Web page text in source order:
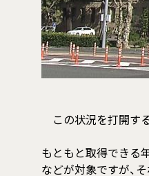
この状況を打開する
もともと取得できる
などが対象ですが、